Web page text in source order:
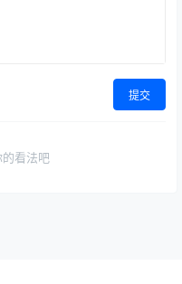
提交
看法吧